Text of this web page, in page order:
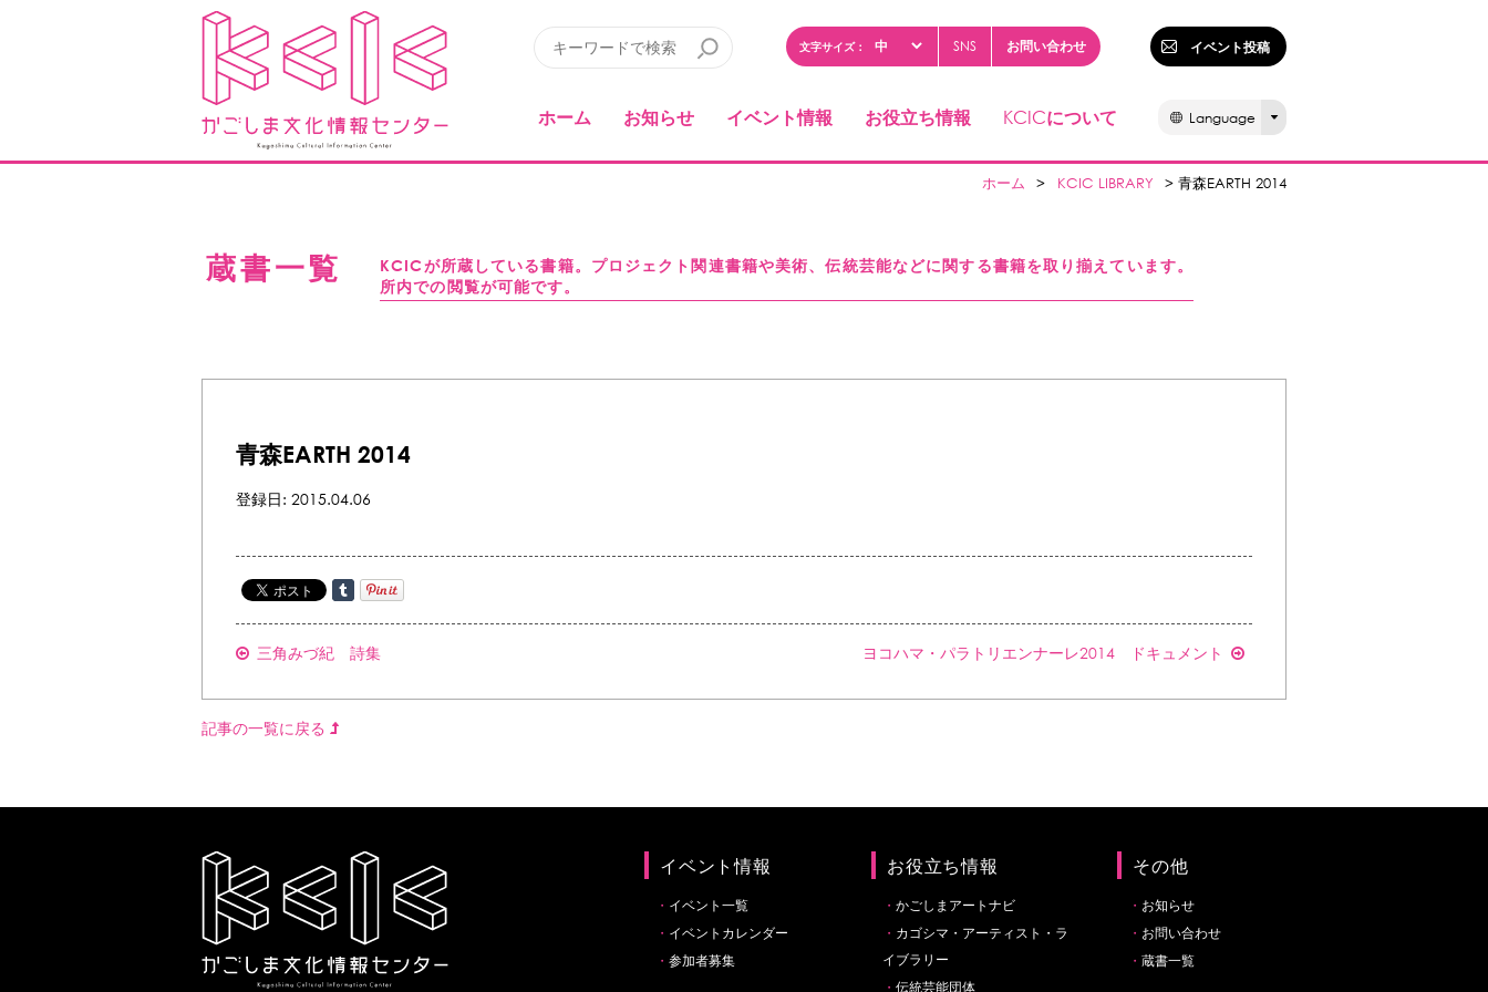
文字サイズ： SNS お問い合わせ イベント投稿
ホーム お知らせ イベント情報 お役立ち情報 KCICについて Language
ホーム > KCIC LIBRARY > 青森EARTH 2014
蔵書一覧
KCICが所蔵している書籍。プロジェクト関連書籍や美術、伝統芸能などに関する書籍を取り揃えています。
所内での閲覧が可能です。
青森EARTH 2014
登録日: 2015.04.06
三角みづ紀 詩集 ヨコハマ・パラトリエンナーレ2014 ドキュメント
記事の一覧に戻る
イベント情報
イベント一覧
イベントカレンダー
参加者募集
お役立ち情報
かごしまアートナビ
カゴシマ・アーティスト・ラ
イブラリー
伝統芸能団体
その他
お知らせ
お問い合わせ
蔵書一覧